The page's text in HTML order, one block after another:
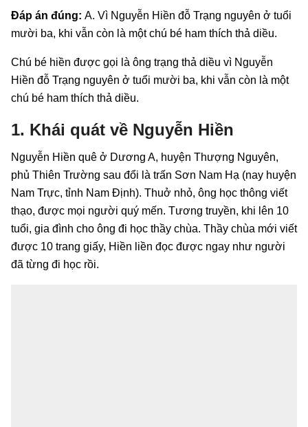
Đáp án đúng: A. Vì Nguyễn Hiền đỗ Trạng nguyên ở tuổi
mười ba, khi vẫn còn là một chú bé ham thích thả diều.
Chú bé hiền được gọi là ông trạng thả diều vì Nguyễn
Hiền đỗ Trạng nguyên ở tuổi mười ba, khi vẫn còn là một
chú bé ham thích thả diều.
1. Khái quát về Nguyễn Hiền
Nguyễn Hiền quê ở Dương A, huyện Thượng Nguyên,
phủ Thiên Trường sau đổi là trấn Sơn Nam Hạ (nay huyện
Nam Trực, tỉnh Nam Định). Thuở nhỏ, ông học thông viết
thạo, được mọi người quý mến. Tương truyền, khi lên 10
tuổi, gia đình cho ông đi học thầy chùa. Thầy chùa mới viết
được 10 trang giấy, Hiền liền đọc được ngay như người
đã từng đi học rồi.